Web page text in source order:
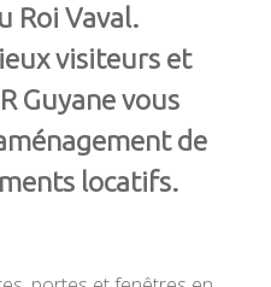
Roi Vaval.
visiteurs et
Guyane vous
de
locatifs.